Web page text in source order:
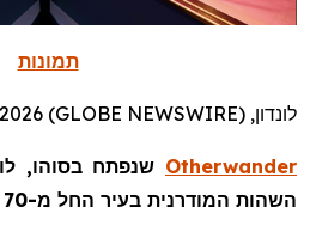
תמונות
לונדון, June 02, 2026 (GLOBE NEWSWIRE) --
Otherwander שנפתח בסוהו,
השהות המודרנית בעיר החל מ-70 פאונד ללילה.